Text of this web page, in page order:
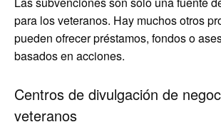
para los veteranos. Hay muchos otros
pueden ofrecer préstamos, fondos o
basados ​​en acciones.
Centros de divulgación de
veteranos